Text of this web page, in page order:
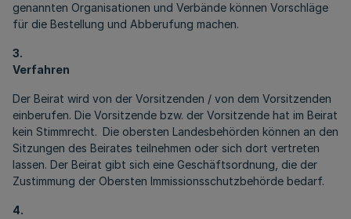
genannten Organisationen und Verbände können Vorschläge
für die Bestellung und Abberufung machen.
3.
Verfahren
Der Beirat wird von der Vorsitzenden / von dem Vorsitzenden
einberufen. Die Vorsitzende bzw. der Vorsitzende hat im Beirat
kein Stimmrecht. Die obersten Landesbehörden können an den
Sitzungen des Beirates teilnehmen oder sich dort vertreten
lassen. Der Beirat gibt sich eine Geschäftsordnung, die der
Zustimmung der Obersten Immissionsschutzbehörde bedarf.
4.